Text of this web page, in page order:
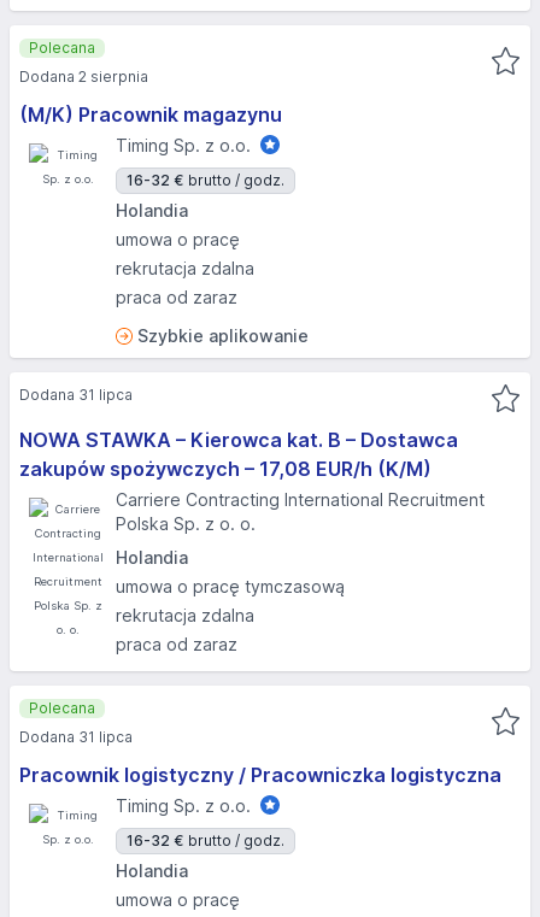
(M/K) Pracownik magazynu
Timing Sp. z o.o.
16-32 € brutto / godz.
Holandia
umowa o pracę
rekrutacja zdalna
praca od zaraz
Szybkie aplikowanie
Polecana
Dodana 2 sierpnia
NOWA STAWKA – Kierowca kat. B – Dostawca
zakupów spożywczych – 17,08 EUR/h (K/M)
Carriere Contracting International Recruitment
Polska Sp. z o. o.
Holandia
umowa o pracę tymczasową
rekrutacja zdalna
praca od zaraz
Dodana 31 lipca
Pracownik logistyczny / Pracowniczka logistyczna
Timing Sp. z o.o.
16-32 € brutto / godz.
Holandia
umowa o pracę
Polecana
Dodana 31 lipca